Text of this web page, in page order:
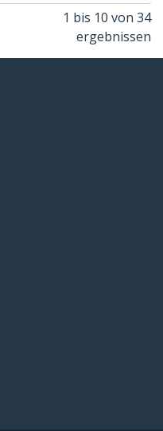
1 bis 10 von 34
ergebnissen